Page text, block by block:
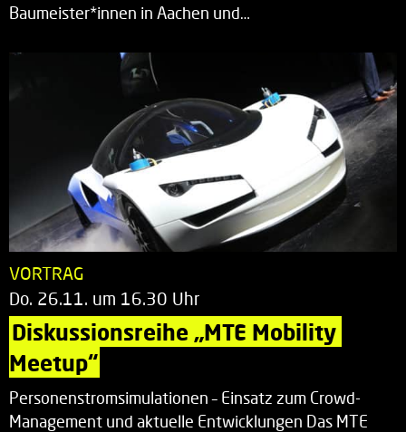
Baumeister*innen in Aachen und…
VORTRAG
Do. 26.11. um 16.30 Uhr
Diskussionsreihe „MTE Mobility
Meetup“
Personenstromsimulationen – Einsatz zum Crowd-
Management und aktuelle Entwicklungen Das MTE